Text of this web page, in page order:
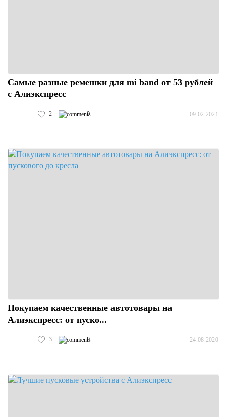
Самые разные ремешки для mi band от 53 рублей
с Алиэкспресс
2 0 09.02.2021
Покупаем качественные автотовары на
Алиэкспресс: от пуско...
3 0 24.08.2020